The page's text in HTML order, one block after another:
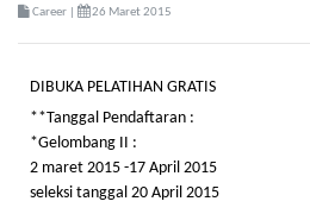
Career | 26 Maret 2015
DIBUKA PELATIHAN GRATIS
**Tanggal Pendaftaran :
*Gelombang II :
2 maret 2015 -17 April 2015
seleksi tanggal 20 April 2015